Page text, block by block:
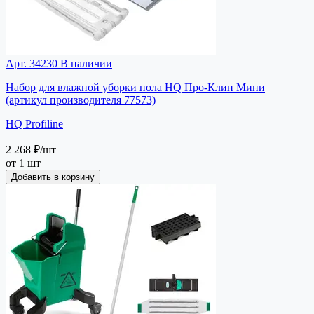
Арт. 34230 В наличии
Набор для влажной уборки пола HQ Про-Клин Мини
(артикул производителя 77573)
HQ Profiline
2 268 ₽/шт
от 1 шт
Добавить в корзину